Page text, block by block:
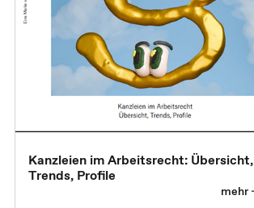
Kanzleien im Arbeitsrecht: Übersicht,
Trends, Profile
mehr